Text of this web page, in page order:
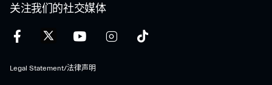
关注我们的社交媒体
Legal Statement/法律声明